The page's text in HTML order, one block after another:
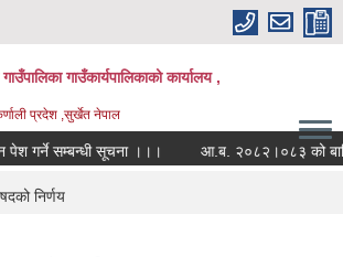
गाउँकार्यपालिकाको कार्यालय ,
प्रदेश ,सुर्खेत नेपाल
गर्ने सम्बन्धी सूचना ।।। आ.ब. २०८२।०८३ को
निर्णय